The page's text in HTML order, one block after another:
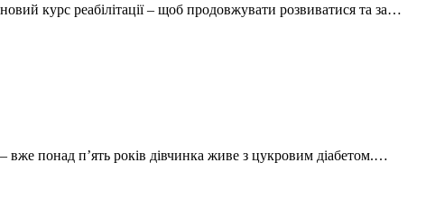
курс реабілітації – щоб продовжувати розвиватися та за…
вже понад п’ять років дівчинка живе з цукровим діабетом.…